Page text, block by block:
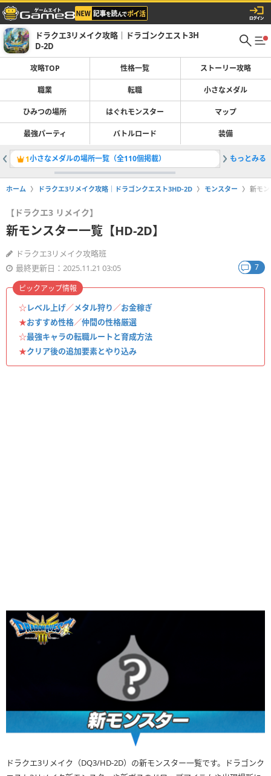
ドラクエ3リメイク攻略｜ドラゴンクエスト3H
D-2D
攻略TOP 性格一覧 ストーリー攻略
職業 転職 小さなメダル
ひみつの場所 はぐれモンスター マップ
最強パーティ バトルロード 装備
1小さなメダルの場所一覧（全110個掲載） 2
もっとみる
ホーム ドラクエ3リメイク攻略｜ドラゴンクエスト3HD-2D モンスター 新モ
【ドラクエ3 リメイク】
新モンスター一覧【HD-2D】
ドラクエ3リメイク攻略班
最終更新日：2025.11.21 03:05
7
☆レベル上げ／メタル狩り／お金稼ぎ
★おすすめ性格／仲間の性格厳選
☆最強キャラの転職ルートと育成方法
★クリア後の追加要素とやり込み
ピックアップ情報
ドラクエ3リメイク（DQ3/HD-2D）の新モンスター一覧です。ドラゴンク